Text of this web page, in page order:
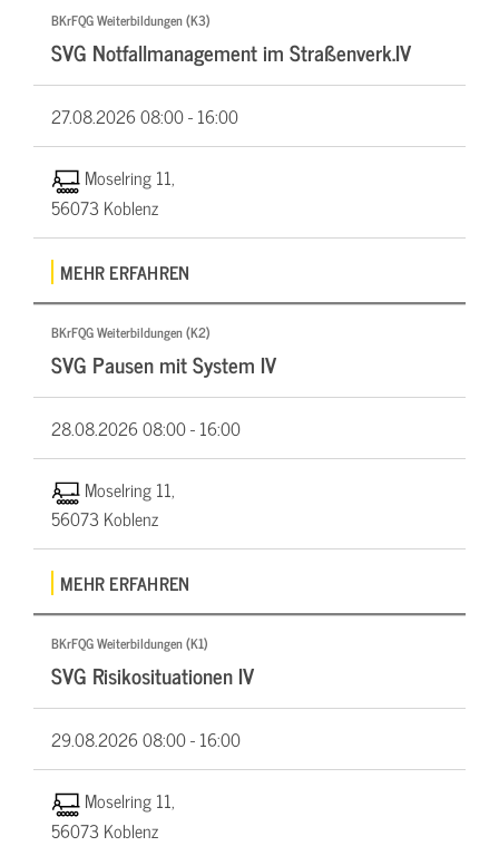
BKrFQG Weiterbildungen (K3)
SVG Notfallmanagement im Straßenverk.IV
27.08.202608:00 - 16:00
Moselring 11,
56073 Koblenz
MEHR ERFAHREN
BKrFQG Weiterbildungen (K2)
SVG Pausen mit System IV
28.08.202608:00 - 16:00
Moselring 11,
56073 Koblenz
MEHR ERFAHREN
BKrFQG Weiterbildungen (K1)
SVG Risikosituationen IV
29.08.202608:00 - 16:00
Moselring 11,
56073 Koblenz